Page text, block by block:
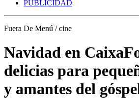
PUBLICIDAD
Fuera De Menú / cine
Navidad en
delicias para
y amantes del